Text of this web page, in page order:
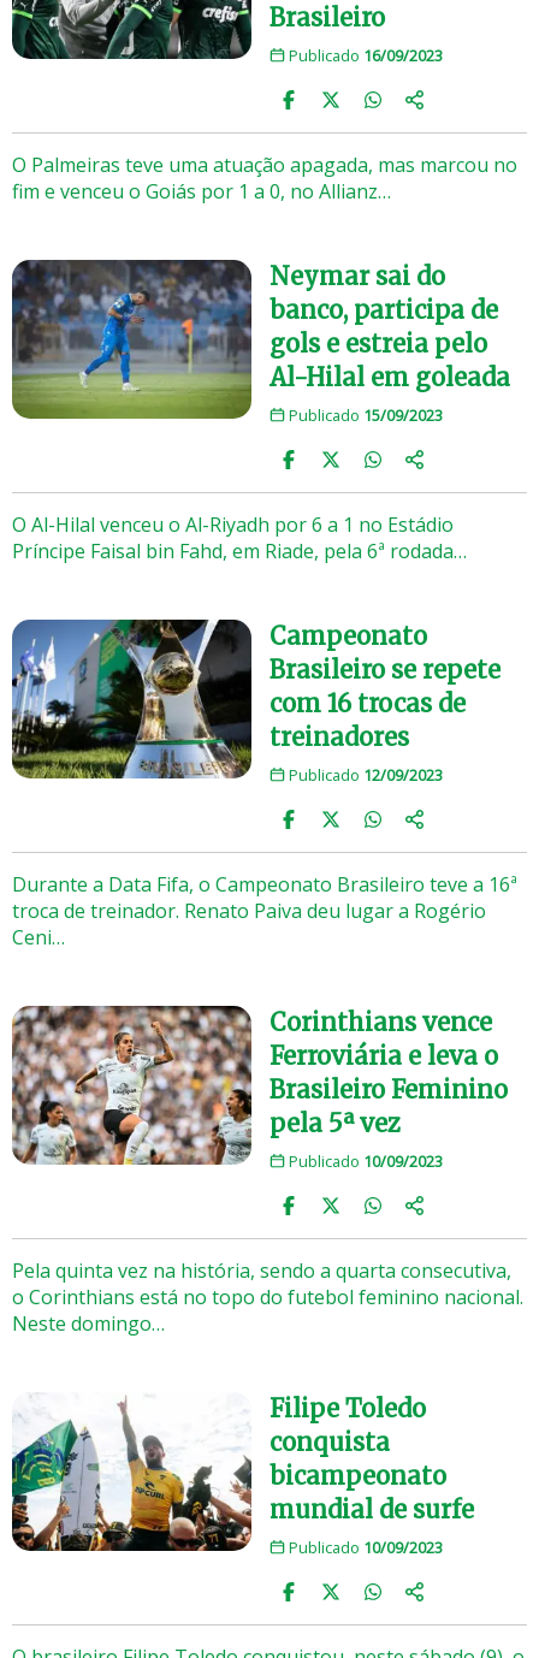
Brasileiro
Publicado 16/09/2023
O Palmeiras teve uma atuação apagada, mas marcou no
fim e venceu o Goiás por 1 a 0, no Allianz…
Neymar sai do
banco, participa de
gols e estreia pelo
Al-Hilal em goleada
Publicado 15/09/2023
O Al-Hilal venceu o Al-Riyadh por 6 a 1 no Estádio
Príncipe Faisal bin Fahd, em Riade, pela 6ª rodada…
Campeonato
Brasileiro se repete
com 16 trocas de
treinadores
Publicado 12/09/2023
Durante a Data Fifa, o Campeonato Brasileiro teve a 16ª
troca de treinador. Renato Paiva deu lugar a Rogério
Ceni…
Corinthians vence
Ferroviária e leva o
Brasileiro Feminino
pela 5ª vez
Publicado 10/09/2023
Pela quinta vez na história, sendo a quarta consecutiva,
o Corinthians está no topo do futebol feminino nacional.
Neste domingo…
Filipe Toledo
conquista
bicampeonato
mundial de surfe
Publicado 10/09/2023